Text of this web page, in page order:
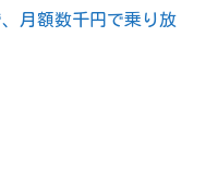
月額数千円で乗り放